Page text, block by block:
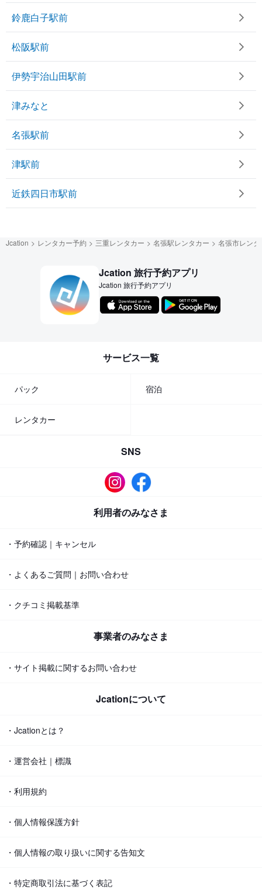
鈴鹿白子駅前
松阪駅前
伊勢宇治山田駅前
津みなと
名張駅前
津駅前
近鉄四日市駅前
Jcation レンタカー予約 三重レンタカー 名張駅レンタカー 名張市レンタ
Jcation 旅行予約アプリ
Jcation 旅行予約アプリ
サービス一覧
パック 宿泊
レンタカー
SNS
利用者のみなさま
・予約確認｜キャンセル
・よくあるご質問｜お問い合わせ
・クチコミ掲載基準
事業者のみなさま
・サイト掲載に関するお問い合わせ
Jcationについて
・Jcationとは？
・運営会社｜標識
・利用規約
・個人情報保護方針
・個人情報の取り扱いに関する告知文
・特定商取引法に基づく表記